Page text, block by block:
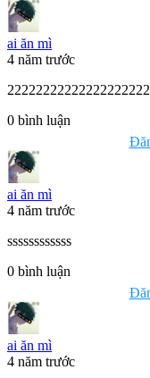
ai ăn mì
4 năm trước
0 bình luận
ai ăn mì
4 năm trước
ssssssssssss
0 bình luận
ai ăn mì
4 năm trước